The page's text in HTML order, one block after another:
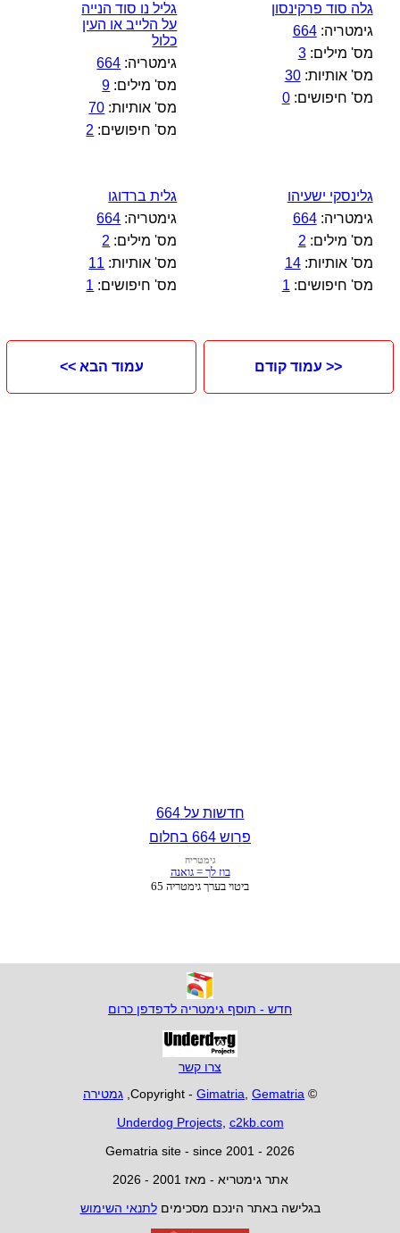
גלה סוד פרקינסון
גימטריה:664
מס' מילים:3
מס' אותיות:30
מס' חיפושים:0
גליל נו סוד הנייה
על הלייב או העין
כלול
גימטריה: 664
מס' מילים: 9
מס' אותיות: 70
מס' חיפושים: 2
גלינסקי ישעיהו
גימטריה:664
מס' מילים: 2
מס' אותיות:14
מס' חיפושים: 1
גלית ברדוגו
גימטריה: 664
מס' מילים: 2
מס' אותיות: 11
מס' חיפושים: 1
<< עמוד קודם עמוד הבא >>
חדשות על 664
פרוש 664 בחלום
חדש - תוסף גימטריה לדפדפן כרום
צרו קשר
© Copyright -
Gimatria, Gematria
, גמטירה
Underdog Projects, c2kb.com
Gematria site - since 2001 - 2026
אתר גימטריא - מאז 2001 - 2026
בגלישה באתר הינכם מסכימיםלתנאי השימוש